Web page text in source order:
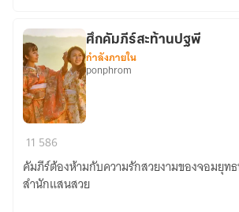
คัมภีร์
สะท้าน
ปฐพี
ศึกคัมภีร์สะท้านปฐพี
กำลังภายใน
ponphrom
11 586
คัมภีร์ต้องห้ามกับความรักสวยงามของจอมยุท
สำนักแสนสวย